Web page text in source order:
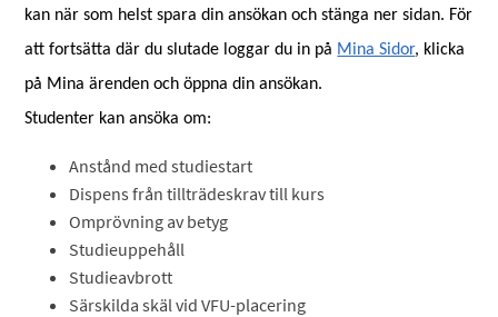
kan när som helst spara din ansökan och stänga ner sidan. För
att fortsätta där du slutade loggar du in på Mina Sidor, klicka
på Mina ärenden och öppna din ansökan.
Studenter kan ansöka om:
Anstånd med studiestart
Dispens från tillträdeskrav till kurs
Omprövning av betyg
Studieuppehåll
Studieavbrott
Särskilda skäl vid VFU-placering